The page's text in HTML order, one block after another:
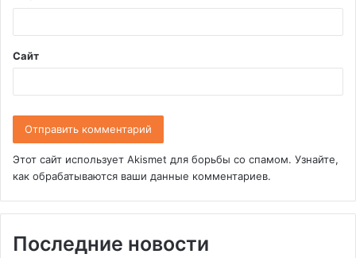
й
*
Сайт
Этот сайт использует Akismet для борьбы со спамом. Узнайте,
как обрабатываются ваши данные комментариев.
Последние новости